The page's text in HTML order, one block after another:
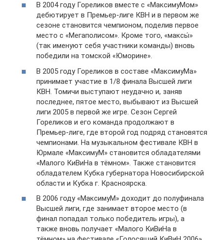
В 2004 году Гореликов вместе с «МаксимуМом»
дебютирует в Премьер-лиге КВН и в первом же
сезоне становится чемпионом, поделив первое
место с «Мегаполисом». Кроме того, «максы́»
(так именуют себя участники команды) вновь
победили на томской «Юморине».
В 2005 году Гореликов в составе «МаксимуМа»
принимает участие в 1/8 финала Высшей лиги
КВН. Томичи выступают неудачно и, заняв
последнее, пятое место, выбывают из Высшей
лиги 2005 в первой же игре. Сезон Сергей
Гореликов и его команда продолжают в
Премьер-лиге, где второй год подряд становятся
чемпионами. На музыкальном фестивале КВН в
Юрмале «МаксимуМ» становится обладателями
«Малого КиВиНа в тёмном». Также становится
обладателем Кубка губернатора Новосибирской
области и Кубка г. Красноярска.
В 2006 году «МаксимуМ» доходит до полуфинала
Высшей лиги, где занимает второе место (в
финал попадал только победитель игры), а
также вновь получает «Малого КиВиНа в